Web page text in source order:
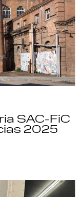
SAC-FiC
2025